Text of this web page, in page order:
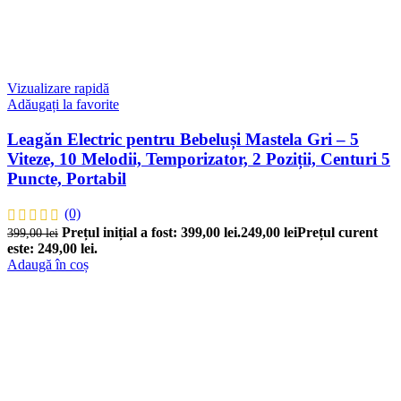
Vizualizare rapidă
Adăugați la favorite
Leagăn Electric pentru Bebeluși Mastela Gri – 5
Viteze, 10 Melodii, Temporizator, 2 Poziții, Centuri 5
Puncte, Portabil
(0)
399,00lei Prețul inițial a fost: 399,00 lei.249,00 leiPrețul curent
este: 249,00 lei.
Adaugă în coș